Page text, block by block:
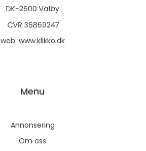
web: www.klikko.dk
Menu
Annonsering
Om oss